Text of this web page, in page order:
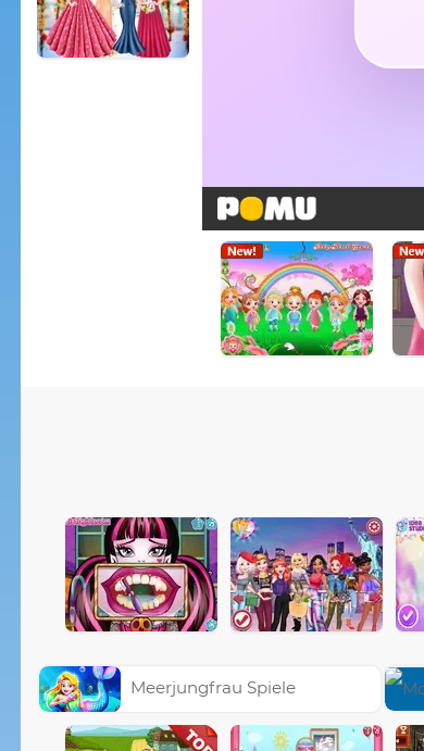
Meerjungfrau Spiele